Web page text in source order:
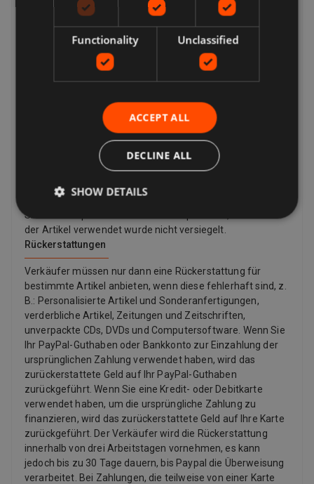
Rücksendeportoinformationen zur Verfügung stellen.
mit dem Artikel gibt. Wenn der Artikel beispielsweise nicht
mit der Auflistungsbeschreibung übereinstimmt,
beschädigt oder defekt ist oder gefälscht ist. Laut Gesetz
haben Kunden in der Europäischen Union auch das Recht,
Tag zu stornieren, an dem Sie die letzte von Ihnen
bestellte Ware erhalten, oder ein von Ihnen angegebener
Dritter (außer dem Spediteur) (falls separat geliefert).
Dies gilt für alle Produkte mit Ausnahme von digitalen
Artikeln (z. B. digitaler Musik), die Ihnen sofort mit Ihrer
Bestätigung zur Verfügung gestellt werden, sowie für
andere Artikel wie Video, DVD, Audio, Videospiele, Sex- und
Sinnlichkeitsprodukte und Softwareprodukte, bei denen
der Artikel verwendet wurde nicht versiegelt.
Rückerstattungen
Verkäufer müssen nur dann eine Rückerstattung für
bestimmte Artikel anbieten, wenn diese fehlerhaft sind, z.
B.: Personalisierte Artikel und Sonderanfertigungen,
verderbliche Artikel, Zeitungen und Zeitschriften,
unverpackte CDs, DVDs und Computersoftware. Wenn Sie
Ihr PayPal-Guthaben oder Bankkonto zur Einzahlung der
ursprünglichen Zahlung verwendet haben, wird das
zurückerstattete Geld auf Ihr PayPal-Guthaben
zurückgeführt. Wenn Sie eine Kredit- oder Debitkarte
verwendet haben, um die ursprüngliche Zahlung zu
finanzieren, wird das zurückerstattete Geld auf Ihre Karte
zurückgeführt. Der Verkäufer wird die Rückerstattung
innerhalb von drei Arbeitstagen vornehmen, es kann
jedoch bis zu 30 Tage dauern, bis Paypal die Überweisung
verarbeitet. Bei Zahlungen, die teilweise von einer Karte
Functionality Unclassified
ACCEPT ALL
DECLINE ALL
SHOW DETAILS